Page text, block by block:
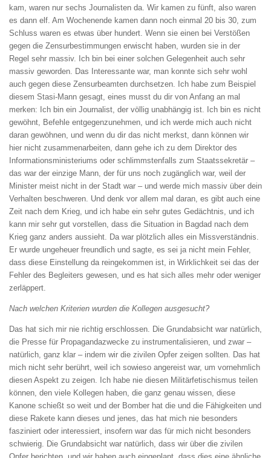
kam, waren nur sechs Journalisten da. Wir kamen zu fünft, also waren
es dann elf. Am Wochenende kamen dann noch einmal 20 bis 30, zum
Schluss waren es etwas über hundert. Wenn sie einen bei Verstößen
gegen die Zensurbestimmungen erwischt haben, wurden sie in der
Regel sehr massiv. Ich bin bei einer solchen Gelegenheit auch sehr
massiv geworden. Das Interessante war, man konnte sich sehr wohl
auch gegen diese Zensurbeamten durchsetzen. Ich habe zum Beispiel
diesem Stasi-Mann gesagt, eines musst du dir von Anfang an mal
merken: Ich bin ein Journalist, der völlig unabhängig ist. Ich bin es nicht
gewöhnt, Befehle entgegenzunehmen, und ich werde mich auch nicht
daran gewöhnen, und wenn du dir das nicht merkst, dann können wir
hier nicht zusammenarbeiten, dann gehe ich zu dem Direktor des
Informationsministeriums oder schlimmstenfalls zum Staatssekretär –
das war der einzige Mann, der für uns noch zugänglich war, weil der
Minister meist nicht in der Stadt war – und werde mich massiv über dein
Verhalten beschweren. Und denk vor allem mal daran, es gibt auch eine
Zeit nach dem Krieg, und ich habe ein sehr gutes Gedächtnis, und ich
kann mir sehr gut vorstellen, dass die Situation in Bagdad nach dem
Krieg ganz anders aussieht. Da war plötzlich alles ein Missverständnis.
Er wurde ungeheuer freundlich und sagte, es sei ja nicht mein Fehler,
dass diese Einstellung da reingekommen ist, in Wirklichkeit sei das der
Fehler des Begleiters gewesen, und es hat sich alles mehr oder weniger
zerläppert.
Nach welchen Kriterien wurden die Kollegen ausgesucht?
Das hat sich mir nie richtig erschlossen. Die Grundabsicht war natürlich,
die Presse für Propagandazwecke zu instrumentalisieren, und zwar –
natürlich, ganz klar – indem wir die zivilen Opfer zeigen sollten. Das hat
mich nicht sehr berührt, weil ich sowieso angereist war, um vornehmlich
diesen Aspekt zu zeigen. Ich habe nie diesen Militärfetischismus teilen
können, den viele Kollegen haben, die ganz genau wissen, diese
Kanone schießt so weit und der Bomber hat die und die Fähigkeiten und
diese Rakete kann dieses und jenes, das hat mich nie besonders
fasziniert oder interes­siert, insofern war das für mich nicht besonders
schwierig. Die Grundabsicht war natürlich, dass wir über die zivilen